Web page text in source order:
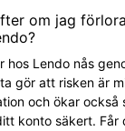
om jag
hos Lendo nås
gör att risken är
och ökar också
konto säkert. Får